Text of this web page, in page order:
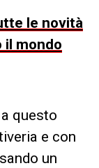
le novità
il mondo
questo
e con
un